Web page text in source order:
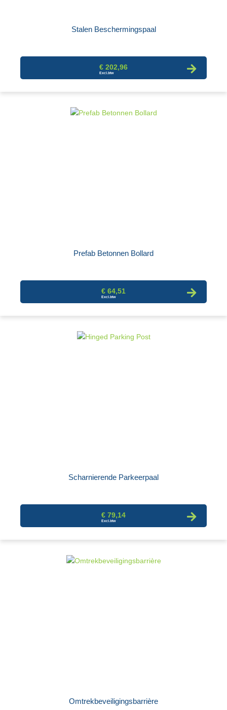
Stalen Beschermingspaal
€ 202,96
Prefab Betonnen Bollard
€ 64,51
Scharnierende Parkeerpaal
€ 79,14
Omtrekbeveiligingsbarrière